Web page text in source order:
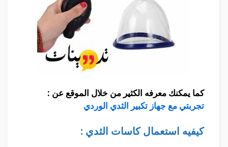
كما يمكنك معرفه الكثير من خلال الموقع عن :
تجربتي مع جهاز تكبير الثدي الوردي
كيفيه استعمال كاسات الثدي :